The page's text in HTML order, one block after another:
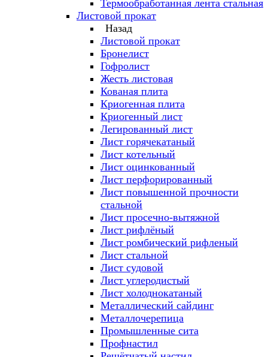
Термообработанная лента стальная
Листовой прокат
Назад
Листовой прокат
Бронелист
Гофролист
Жесть листовая
Кованая плита
Криогенная плита
Криогенный лист
Легированный лист
Лист горячекатаный
Лист котельный
Лист оцинкованный
Лист перфорированный
Лист повышенной прочности
стальной
Лист просечно-вытяжной
Лист рифлёный
Лист ромбический рифленый
Лист стальной
Лист судовой
Лист углеродистый
Лист холоднокатаный
Металлический сайдинг
Металлочерепица
Промышленные сита
Профнастил